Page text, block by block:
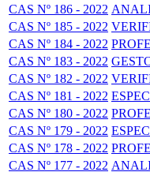
CAS Nº 186 - 2022
CAS Nº 185 - 2022
CAS Nº 184 - 2022
CAS Nº 183 - 2022
CAS Nº 182 - 2022
CAS Nº 181 - 2022
CAS Nº 180 - 2022
CAS Nº 179 - 2022
CAS Nº 178 - 2022
CAS Nº 177 - 2022